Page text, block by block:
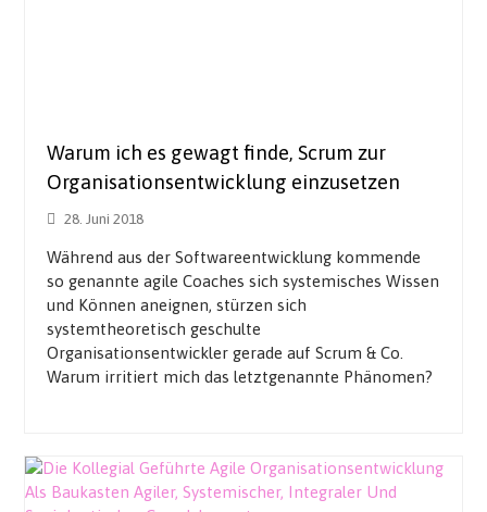
Warum ich es gewagt finde, Scrum zur
Organisationsentwicklung einzusetzen
28. Juni 2018
Während aus der Softwareentwicklung kommende
so genannte agile Coaches sich systemisches Wissen
und Können aneignen, stürzen sich
systemtheoretisch geschulte
Organisationsentwickler gerade auf Scrum & Co.
Warum irritiert mich das letztgenannte Phänomen?